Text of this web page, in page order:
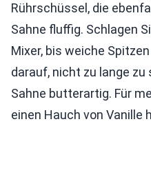
Rührschüssel, die
Sahne fluffig. Schlagen
Mixer, bis weiche
darauf, nicht zu lange
Sahne butterartig. Für
einen Hauch von Vanille